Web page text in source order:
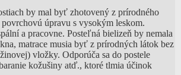
by mal byť zhotovený z prírodného
úpravu s vysokým leskom.
a pracovne. Posteľná bielizeň by nemala
matrace musia byť z prírodných látok bez
vložky. Odporúča sa do postele
kožušiny atď., ktoré tlmia účinok